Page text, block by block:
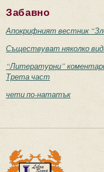
Забавно
Апокрифният вестник
Съществуват няколко
“Литературни”
Трета част
чети по-нататък